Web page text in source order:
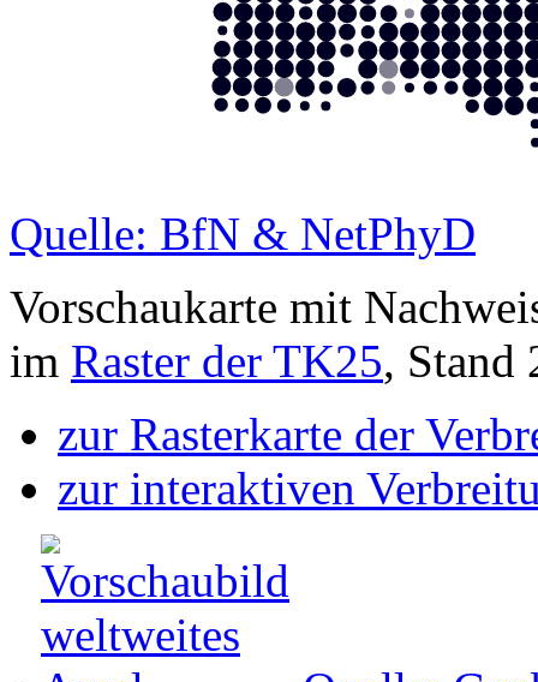
Quelle: BfN & NetPhyD
Vorschaukarte mit
im Raster der TK25, Stand
zur Rasterkarte der
zur interaktiven